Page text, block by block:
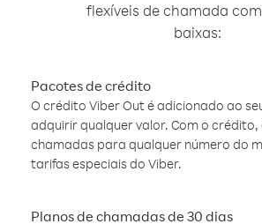
flexíveis de chamada
baixas:
Pacotes de crédito
O crédito Viber Out é adicionado ao
adquirir qualquer valor. Com o crédito,
chamadas para qualquer número do
tarifas especiais do Viber.
Planos de chamadas de 30 dias